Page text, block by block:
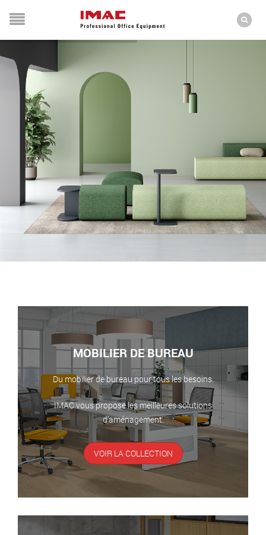
MOBILIER DE BUREAU
Du mobilier de bureau pour tous les besoins.
IMAC vous propose les meilleures solutions
d’aménagement.
VOIR LA COLLECTION